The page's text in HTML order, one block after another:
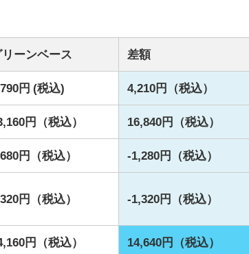
リーンベース 差額
円 (税込) 4,210円（税込）
円（税込） 16,840円（税込）
円（税込） -1,280円（税込）
円（税込） -1,320円（税込）
円（税込） 14,640円（税込）